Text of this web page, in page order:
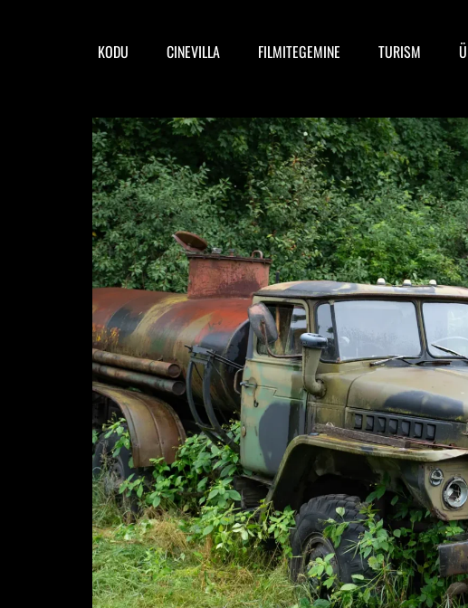
KODU CINEVILLA FILMITEGEMINE TURISM